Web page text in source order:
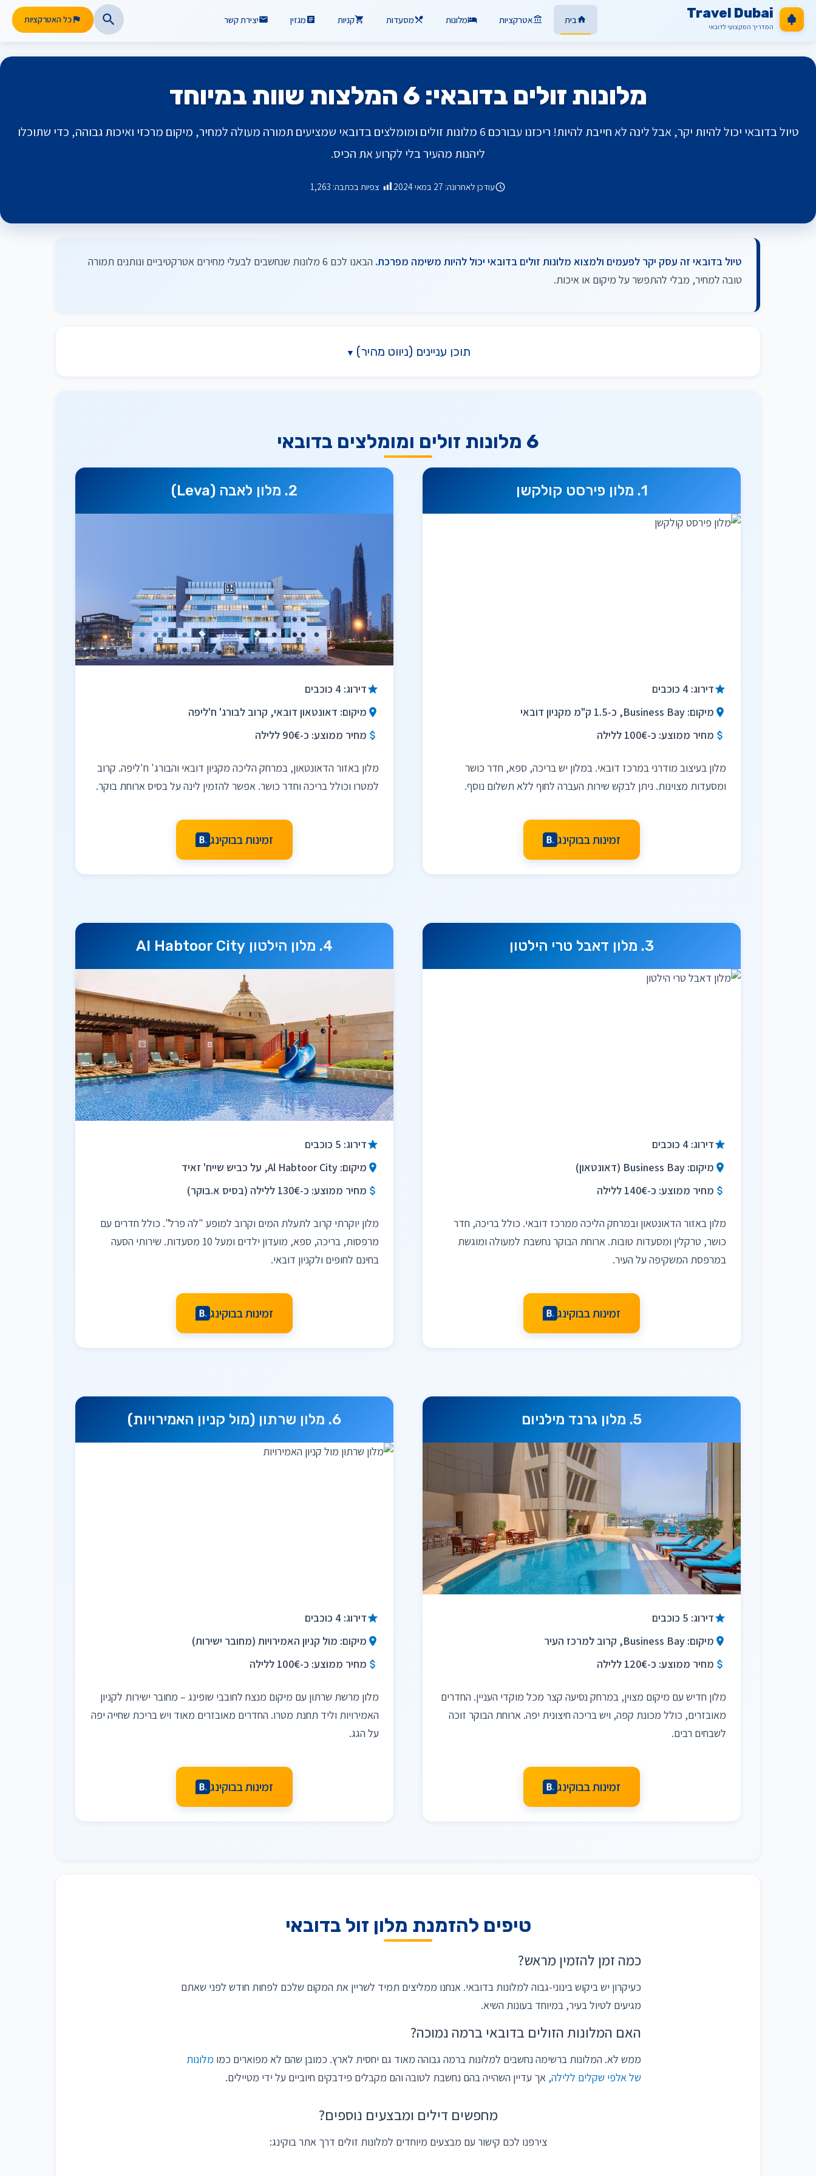
Travel Dubai
המדריך המקצועי לדובאי
בית אטרקציות מלונות מסעדות קניות מגזין יצירת קשר כל האטרקציות
מלונות זולים בדובאי: 6 המלצות שוות במיוחד
טיול בדובאי יכול להיות יקר, אבל לינה לא חייבת להיות! ריכזנו עבורכם 6 מלונות זולים ומומלצים בדובאי שמציעים תמורה מעולה למחיר, מיקום מרכזי ואיכות גבוהה, כדי שתוכלו
ליהנות מהעיר בלי לקרוע את הכיס.
עודכן לאחרונה: 27 במאי 2024 צפיות בכתבה: 1,263
טיול בדובאי זה עסק יקר לפעמים ולמצוא מלונות זולים בדובאי יכול להיות משימה מפרכת.
הבאנו לכם 6 מלונות שנחשבים לבעלי מחירים אטרקטיביים ונותנים תמורה
טובה למחיר, מבלי להתפשר על מיקום או איכות.
תוכן עניינים (ניווט מהיר)
6 מלונות זולים ומומלצים בדובאי
מלון פירסט קולקשן
דירוג: 4 כוכבים
מיקום: Business Bay, כ-1.5 ק"מ מקניון דובאי
מחיר ממוצע: כ-100€ ללילה
מלון בעיצוב מודרני במרכז דובאי. במלון יש בריכה, ספא, חדר כושר
ומסעדות מצוינות. ניתן לבקש שירות העברה לחוף ללא תשלום נוסף.
זמינות בבוקינג
מלון לאבה (Leva)
דירוג: 4 כוכבים
מיקום: דאונטאון דובאי, קרוב לבורג' ח'ליפה
מחיר ממוצע: כ-90€ ללילה
מלון באזור הדאונטאון, במרחק הליכה מקניון דובאי והבורג' ח'ליפה. קרוב
למטרו וכולל בריכה וחדר כושר. אפשר להזמין לינה על בסיס ארוחת בוקר.
זמינות בבוקינג
מלון דאבל טרי הילטון
דירוג: 4 כוכבים
מיקום: Business Bay (דאונטאון)
מחיר ממוצע: כ-140€ ללילה
מלון באזור הדאונטאון ובמרחק הליכה ממרכז דובאי. כולל בריכה, חדר
כושר, טרקלין ומסעדות טובות. ארוחת הבוקר נחשבת למעולה ומוגשת
במרפסת המשקיפה על העיר.
זמינות בבוקינג
מלון הילטון Al Habtoor City
דירוג: 5 כוכבים
מיקום: Al Habtoor City, על כביש שייח' זאיד
מחיר ממוצע: כ-130€ ללילה (בסיס א.בוקר)
מלון יוקרתי קרוב לתעלת המים וקרוב למופע "לה פרל". כולל חדרים עם
מרפסות, בריכה, ספא, מועדון ילדים ומעל 10 מסעדות. שירותי הסעה
בחינם לחופים ולקניון דובאי.
זמינות בבוקינג
מלון גרנד מילניום
דירוג: 5 כוכבים
מיקום: Business Bay, קרוב למרכז העיר
מחיר ממוצע: כ-120€ ללילה
מלון חדיש עם מיקום מצוין, במרחק נסיעה קצר מכל מוקדי העניין. החדרים
מאובזרים, כולל מכונת קפה, ויש בריכה חיצונית יפה. ארוחת הבוקר זוכה
לשבחים רבים.
זמינות בבוקינג
מלון שרתון (מול קניון האמירויות)
דירוג: 4 כוכבים
מיקום: מול קניון האמירויות (מחובר ישירות)
מחיר ממוצע: כ-100€ ללילה
מלון מרשת שרתון עם מיקום מנצח לחובבי שופינג – מחובר ישירות לקניון
האמירויות וליד תחנת מטרו. החדרים מאובזרים מאוד ויש בריכת שחייה יפה
על הגג.
זמינות בבוקינג
טיפים להזמנת מלון זול בדובאי
כמה זמן להזמין מראש?
כעיקרון יש ביקוש בינוני-גבוה למלונות בדובאי. אנחנו ממליצים תמיד לשריין את המקום שלכם לפחות חודש לפני שאתם
מגיעים לטיול בעיר, במיוחד בעונות השיא.
האם המלונות הזולים בדובאי ברמה נמוכה?
ממש לא. המלונות ברשימה נחשבים למלונות ברמה גבוהה מאוד גם יחסית לארץ. כמובן שהם לא מפוארים כמו מלונות
של אלפי שקלים ללילה, אך עדיין השהייה בהם נחשבת לטובה והם מקבלים פידבקים חיוביים על ידי מטיילים.
מחפשים דילים ומבצעים נוספים?
צירפנו לכם קישור עם מבצעים מיוחדים למלונות זולים דרך אתר בוקינג: